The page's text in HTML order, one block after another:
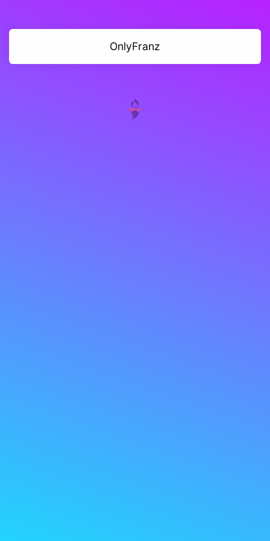
OnlyFranz